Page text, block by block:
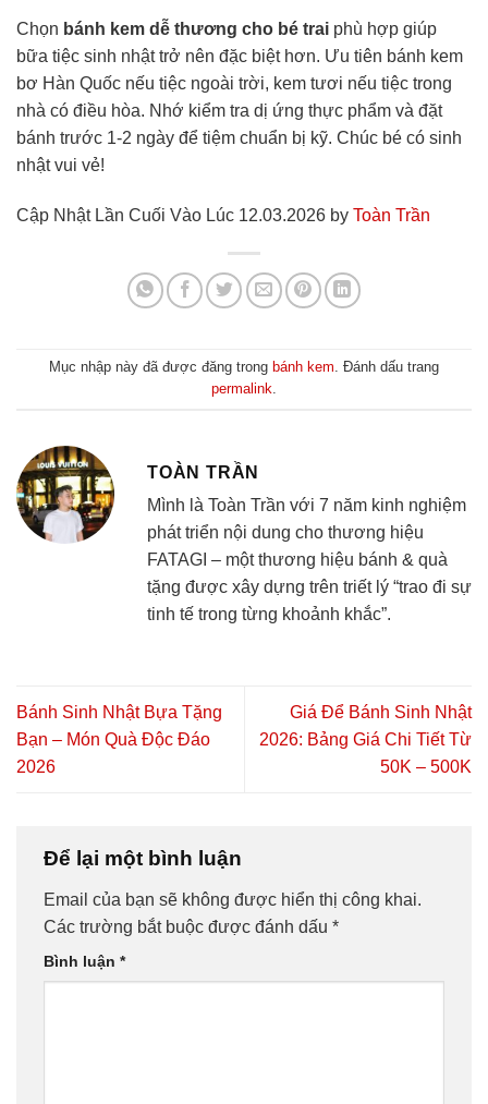
Chọn bánh kem dễ thương cho bé trai phù hợp giúp
bữa tiệc sinh nhật trở nên đặc biệt hơn. Ưu tiên bánh kem
bơ Hàn Quốc nếu tiệc ngoài trời, kem tươi nếu tiệc trong
nhà có điều hòa. Nhớ kiểm tra dị ứng thực phẩm và đặt
bánh trước 1-2 ngày để tiệm chuẩn bị kỹ. Chúc bé có sinh
nhật vui vẻ!
Cập Nhật Lần Cuối Vào Lúc 12.03.2026 by Toàn Trần
Mục nhập này đã được đăng trong bánh kem. Đánh dấu trang
permalink.
TOÀN TRẦN
Mình là Toàn Trần với 7 năm kinh nghiệm
phát triển nội dung cho thương hiệu
FATAGI – một thương hiệu bánh & quà
tặng được xây dựng trên triết lý “trao đi sự
tinh tế trong từng khoảnh khắc”.
Bánh Sinh Nhật Bựa Tặng
Bạn – Món Quà Độc Đáo
2026
Giá Để Bánh Sinh Nhật
2026: Bảng Giá Chi Tiết Từ
50K – 500K
Để lại một bình luận
Email của bạn sẽ không được hiển thị công khai.
Các trường bắt buộc được đánh dấu *
Bình luận *